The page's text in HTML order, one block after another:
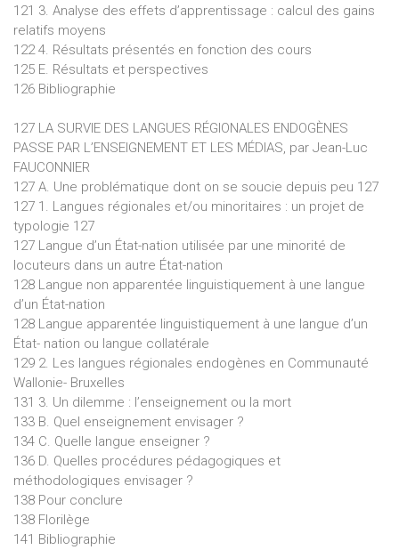
121 3. Analyse des effets d’apprentissage : calcul des gains
relatifs moyens
122 4. Résultats présentés en fonction des cours
125 E. Résultats et perspectives
126 Bibliographie
127 LA SURVIE DES LANGUES RÉGIONALES ENDOGÈNES
PASSE PAR L’ENSEIGNEMENT ET LES MÉDIAS, par Jean-Luc
FAUCONNIER
127 A. Une problématique dont on se soucie depuis peu 127
127 1. Langues régionales et/ou minoritaires : un projet de
typologie 127
127 Langue d’un État-nation utilisée par une minorité de
locuteurs dans un autre État-nation
128 Langue non apparentée linguistiquement à une langue
d’un État-nation
128 Langue apparentée linguistiquement à une langue d’un
État- nation ou langue collatérale
129 2. Les langues régionales endogènes en Communauté
Wallonie- Bruxelles
131 3. Un dilemme : l’enseignement ou la mort
133 B. Quel enseignement envisager ?
134 C. Quelle langue enseigner ?
136 D. Quelles procédures pédagogiques et
méthodologiques envisager ?
138 Pour conclure
138 Florilège
141 Bibliographie